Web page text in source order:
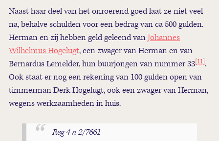
Naast haar deel van het onroerend goed laat ze niet veel
na, behalve schulden voor een bedrag van ca 500 gulden.
Herman en zij hebben geld geleend vanJohannes
Wilhelmus Hogelugt, een zwager van Herman en van
Bernardus Lemelder, hun buurjongen van nummer 33[11].
Ook staat er nog een rekening van 100 gulden open van
timmerman Derk Hogelugt, ook een zwager van Herman,
wegens werkzaamheden in huis.
Reg 4 n 2/7661